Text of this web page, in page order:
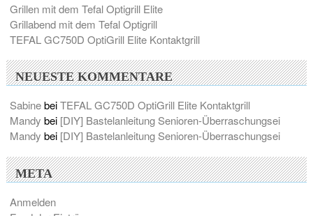
Grillen mit dem Tefal Optigrill Elite
Grillabend mit dem Tefal Optigrill
TEFAL GC750D OptiGrill Elite Kontaktgrill
NEUESTE KOMMENTARE
SabinebeiTEFAL GC750D OptiGrill Elite Kontaktgrill
Mandy bei [DIY] Bastelanleitung Senioren-Überraschungsei
Mandy bei [DIY] Bastelanleitung Senioren-Überraschungsei
META
Anmelden